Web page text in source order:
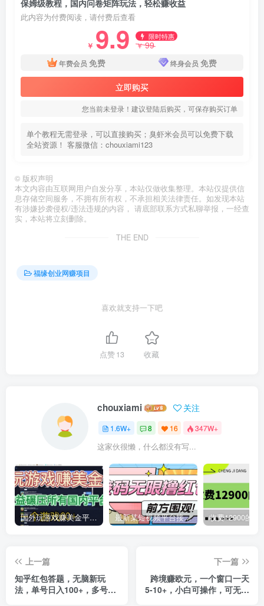
保姆级教程，国内问卷矩阵玩法，轻松赚收益
此内容为付费阅读，请付费后查看
￥ 9.9 限时特惠
￥99
年费会员 免费 终身会员 免费
立即购买
您当前未登录！建议登陆后购买，可保存购买订单
单个教程无需登录，可以直接购买；臭虾米会员可以免费下载
全站资源！ 客服微信：chouxiami123
© 版权声明
本文内容由互联网用户自发分享，本站仅做收集整理。本站仅提供信
息存储空间服务，不拥有所有权，不承担相关法律责任。如发现本站
有涉嫌抄袭侵权/违法违规的内容， 请底部联系方式私聊举报，一经查
实，本站将立刻删除。
THE END
福缘创业网赚项目
喜欢就支持一下吧
点赞13 收藏
chouxiami 关注
1.6W+ 8 16 347W+
这家伙很懒，什么都没有写...
国外玩游戏赚美金平台，一个游戏60+，收益碾压国内所有平台 最新某短视频平台接码看广告，无限撸1.3元项目【软件+详细操作教程】
上一篇
知乎红包答题，无脑新玩
法，单号日入100+，多号多
下一篇
跨境赚欧元，一个窗口一天
5-10+，小白可操作，可无脑